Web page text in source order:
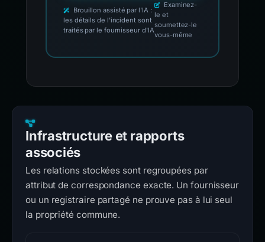
Brouillon assisté par l'IA :
les détails de l'incident sont
traités par le fournisseur d'IA
Examinez-
le et
soumettez-le
vous-même
Infrastructure et rapports
associés
Les relations stockées sont regroupées par
attribut de correspondance exacte. Un fournisseur
ou un registraire partagé ne prouve pas à lui seul
la propriété commune.